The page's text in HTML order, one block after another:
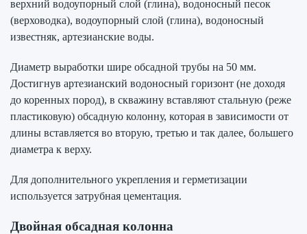
верхний водоупорный слой (глина), водоносный песок
(верховодка), водоупорный слой (глина), водоносный
известняк, артезианские воды.
Диаметр выработки шире обсадной трубы на 50 мм.
Достигнув артезианский водоносный горизонт (не доходя
до коренных пород), в скважину вставляют стальную (реже
пластиковую) обсадную колонну, которая в зависимости от
длины вставляется во вторую, третью и так далее, большего
диаметра к верху.
Для дополнительного укрепления и герметизации
используется затрубная цементация.
Двойная обсадная колонна